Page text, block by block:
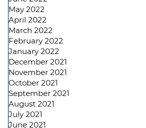
May 2022
April 2022
March 2022
February 2022
January 2022
December 2021
November 2021
October 2021
September 2021
August 2021
July 2021
June 2021